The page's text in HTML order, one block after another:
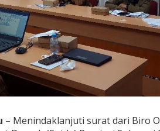
– Menindaklanjuti surat dari Biro